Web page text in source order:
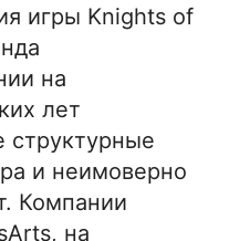
игры Knights of
на
лет
структурные
и неимоверно
Компании
на